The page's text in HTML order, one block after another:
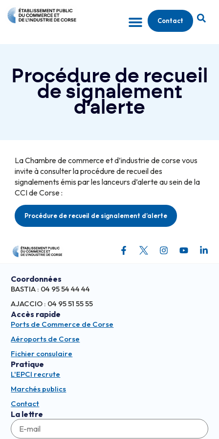
Contact
Procédure de recueil
de signalement
d’alerte
La Chambre de commerce et d’industrie de corse vous
invite à consulter la procédure de recueil des
signalements émis par les lanceurs d’alerte au sein de la
CCI de Corse :
Procédure de recueil de signalement d’alerte
Coordonnées
BASTIA : 04 95 54 44 44
AJACCIO : 04 95 51 55 55
Accès rapide
Ports de Commerce de Corse
Aéroports de Corse
Fichier consulaire
Pratique
L'EPCI recrute
Marchés publics
Contact
La lettre